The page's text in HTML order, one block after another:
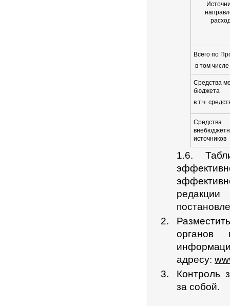
Всего по
в том числе
Средства
бюджета
в т.ч.
Средства
источников
1.6.
органов
адресу:
Контроль
за собой.